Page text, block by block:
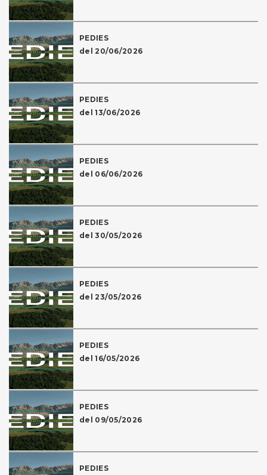
PEDIES
del 20/06/2026
PEDIES
del 13/06/2026
PEDIES
del 06/06/2026
PEDIES
del 30/05/2026
PEDIES
del 23/05/2026
PEDIES
del 16/05/2026
PEDIES
del 09/05/2026
PEDIES